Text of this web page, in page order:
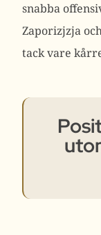
snabba
Zaporizjzja
tack vare